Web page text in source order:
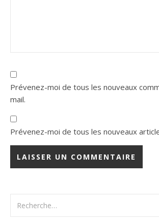
Prévenez-moi de tous les nouveaux
mail.
Prévenez-moi de tous les nouveaux